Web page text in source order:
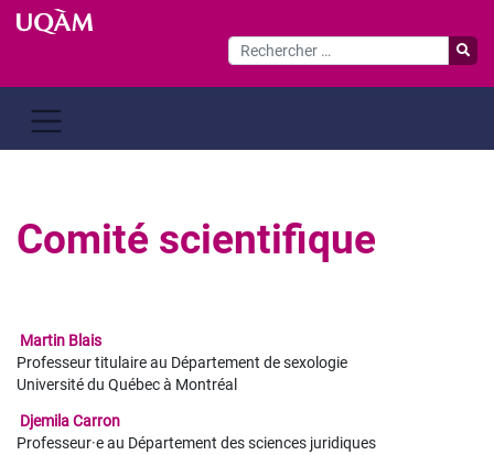
Passer
Comité scientifique
Martin Blais
Professeur titulaire au Département de sexologie
Université du Québec à Montréal
Djemila Carron
Professeur·e au Département des sciences juridiques